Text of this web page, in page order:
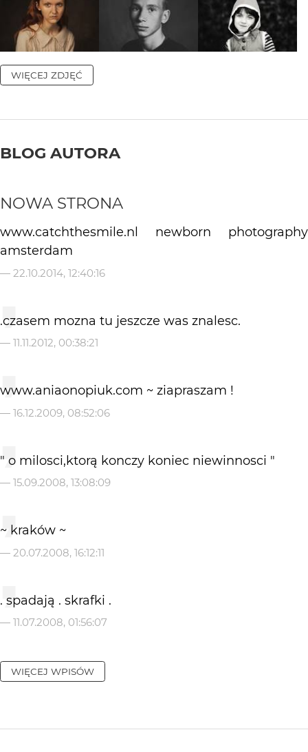
WIĘCEJ ZDJĘĆ
BLOG AUTORA
NOWA STRONA
www.catchthesmile.nl newborn photography
amsterdam
— 22.10.2014, 12:40:16
.czasem mozna tu jeszcze was znalesc.
— 11.11.2012, 00:38:21
www.aniaonopiuk.com ~ ziapraszam !
— 16.12.2009, 08:52:06
" o milosci,ktorą konczy koniec niewinnosci "
— 15.09.2008, 13:08:09
~ kraków ~
— 20.07.2008, 16:12:11
. spadają . skrafki .
— 11.07.2008, 01:56:07
WIĘCEJ WPISÓW